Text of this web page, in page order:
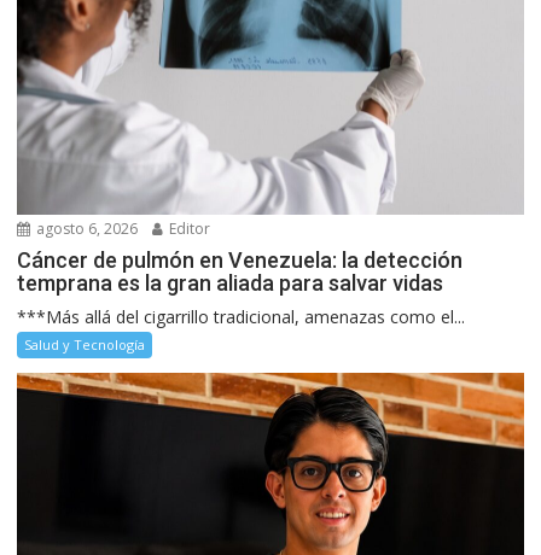
agosto 6, 2026 Editor
Cáncer de pulmón en Venezuela: la detección
temprana es la gran aliada para salvar vidas
***Más allá del cigarrillo tradicional, amenazas como el...
Salud y Tecnología